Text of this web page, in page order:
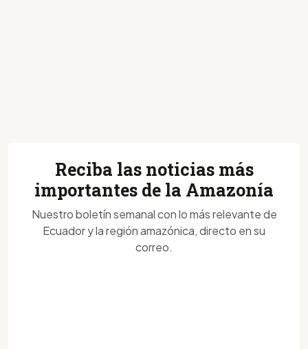
Reciba las noticias más
importantes de la Amazonía
Nuestro boletín semanal con lo más relevante de
Ecuador y la región amazónica, directo en su
correo.